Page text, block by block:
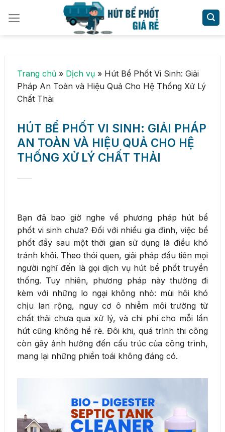
Trang chủ » Dịch vụ » Hút Bể Phốt Vi Sinh: Giải
Pháp An Toàn và Hiệu Quả Cho Hệ Thống Xử Lý
Chất Thải
HÚT BỂ PHỐT VI SINH: GIẢI PHÁP
AN TOÀN VÀ HIỆU QUẢ CHO HỆ
THỐNG XỬ LÝ CHẤT THẢI
Bạn đã bao giờ nghe về phương pháp hút bể
phốt vi sinh chưa? Đối với nhiều gia đình, việc bể
phốt đầy sau một thời gian sử dụng là điều khó
tránh khỏi. Theo thói quen, giải pháp đầu tiên mọi
người nghĩ đến là gọi dịch vụ hút bể phốt truyền
thống. Tuy nhiên, phương pháp này thường đi
kèm với những lo ngại không nhỏ: mùi hôi khó
chịu lan rộng, nguy cơ ô nhiễm môi trường từ
chất thải chưa qua xử lý, và chi phí cho mỗi lần
hút cũng không hề rẻ. Đôi khi, quá trình thi công
còn gây ảnh hưởng đến cấu trúc của công trình,
mang lại những phiền toái không đáng có.